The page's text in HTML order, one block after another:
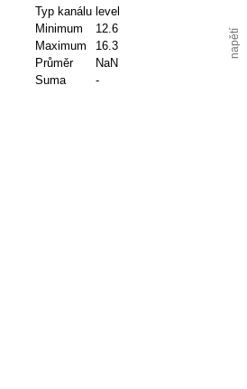
Typ kanálu level
Minimum
12.6
Maximum
16.3
Průměr
NaN
Suma
-
napětí